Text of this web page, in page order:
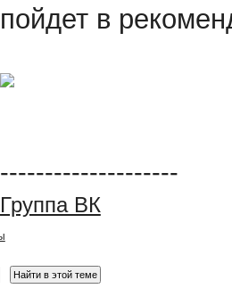
пойдет в
--------------------
Группа ВК